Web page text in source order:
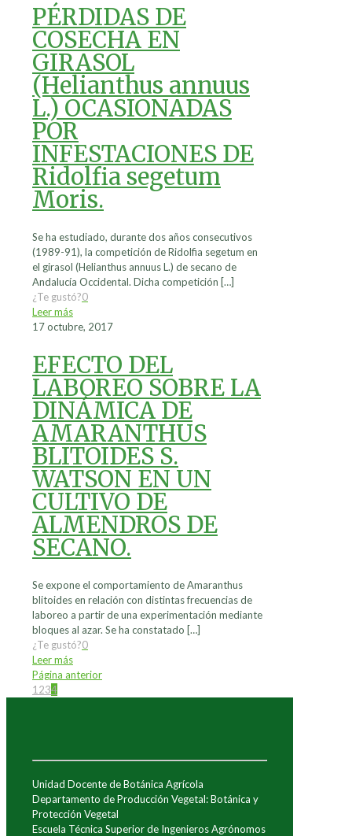
PÉRDIDAS DE
COSECHA EN
GIRASOL
(Helianthus annuus
L.) OCASIONADAS
POR
INFESTACIONES DE
Ridolfia segetum
Moris.
Se ha estudiado, durante dos años consecutivos
(1989-91), la competición de Ridolfia segetum en
el girasol (Helianthus annuus L.) de secano de
Andalucía Occidental. Dicha competición […]
¿Te gustó?0
Leer más
17 octubre, 2017
EFECTO DEL
LABOREO SOBRE LA
DINÁMICA DE
AMARANTHUS
BLITOIDES S.
WATSON EN UN
CULTIVO DE
ALMENDROS DE
SECANO.
Se expone el comportamiento de Amaranthus
blitoides en relación con distintas frecuencias de
laboreo a partir de una experimentación mediante
bloques al azar. Se ha constatado […]
¿Te gustó?0
Leer más
Página anterior
1 234
Unidad Docente de Botánica Agrícola
Departamento de Producción Vegetal: Botánica y
Protección Vegetal
Escuela Técnica Superior de Ingenieros Agrónomos